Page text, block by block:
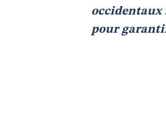
occidentaux
pour